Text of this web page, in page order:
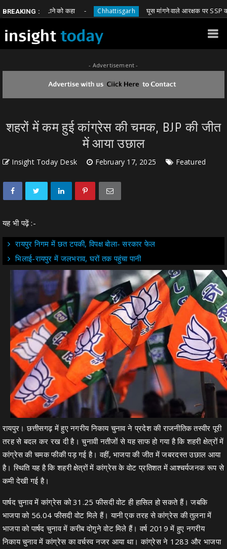
BREAKING :
JE हटाने को कहा Chhattisgarh घूस मांगने वाले आरक्षक पर SSP का एक्शन,
- Advertisement -
शहरों में कम हुई कांग्रेस की चमक, BJP की जीत
में आया उछाल
Insight Today Desk February 17, 2025 Featured
यह भी पढ़ें :-
रायपुर निगम में छत टपकी, विपक्ष बोला- सरकार फेल
भिलाई-रायपुर में जलभराव, घरों तक पहुंचा पानी
रायपुर। छत्तीसगढ़ में हुए नगरीय निकाय चुनाव ने प्रदेश की राजनीतिक तस्वीर पूरी
तरह से बदल कर रख दी है। चुनावी नतीजों से यह साफ हो गया है कि शहरी क्षेत्रों में
कांग्रेस की चमक फीकी पड़ गई है। वहीं, भाजपा की जीत में जबरदस्त उछाल आया
है। स्थिति यह है कि शहरी क्षेत्रों में कांग्रेस के वोट प्रतिशत में आश्चर्यजनक रूप से
कमी देखी गई है।
पार्षद चुनाव में कांग्रेस को 31.25 फीसदी वोट ही हासिल हो सकते हैं। जबकि
भाजपा को 56.04 फीसदी वोट मिले हैं। यानी एक तरह से कांग्रेस की तुलना में
भाजपा को पार्षद चुनाव में करीब दोगुने वोट मिले हैं। वर्ष 2019 में हुए नगरीय
निकाय चुनाव में कांग्रेस का वर्चस्व नजर आया था। कांग्रेस ने 1283 और भाजपा